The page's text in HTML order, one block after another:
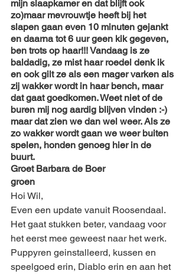
mijn slaapkamer en dat blijft ook
zo)maar mevrouwtje heeft bij het
slapen gaan even 10 minuten gejankt
en daarna tot 6 uur geen kik gegeven,
ben trots op haar!!! Vandaag is ze
baldadig, ze mist haar roedel denk ik
en ook gilt ze als een mager varken als
zij wakker wordt in haar bench, maar
dat gaat goedkomen. Weet niet of de
buren mij nog aardig blijven vinden :-)
maar dat zien we dan wel weer. Als ze
zo wakker wordt gaan we weer buiten
spelen, honden genoeg hier in de
buurt.
Groet Barbara de Boer
groen
Hoi Wil,
Even een update vanuit Roosendaal.
Het gaat stukken beter, vandaag voor
het eerst mee geweest naar het werk.
Puppyren geinstalleerd, kussen en
speelgoed erin, Diablo erin en aan het